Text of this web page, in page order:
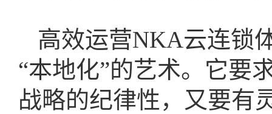
高效运营NKA云连锁
“本地化”的艺术。它要
战略的纪律性，又要有